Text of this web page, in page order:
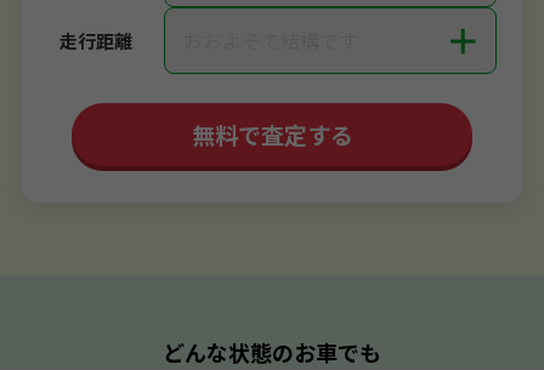
走行距離 ＋
無料で査定する
どんな状態のお車でも